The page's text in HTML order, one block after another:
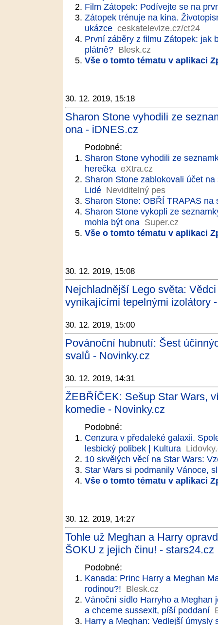
Film Zátopek: Podívejte se na
Zátopek trénuje na kina.
ukázce ceskatelevize.cz/ct24
První záběry z filmu Zátopek: jak
plátně? Blesk.cz
Vše o tomto tématu v aplikaci
30. 12. 2019, 15:18
Sharon Stone vyhodili ze
ona - iDNES.cz
Podobné:
Sharon Stone vyhodili ze
herečka eXtra.cz
Sharon Stone zablokovali účet
Lidé Neviditelný pes
Sharon Stone: OBŘÍ TRAPAS na
Sharon Stone vykopli ze
mohla být ona Super.cz
Vše o tomto tématu v aplikaci
30. 12. 2019, 15:08
Nejchladnější Lego světa:
vynikajícími tepelnými izolátory
30. 12. 2019, 15:00
Povánoční hubnutí: Šest
svalů - Novinky.cz
30. 12. 2019, 14:31
ŽEBŘÍČEK: Sešup Star Wars,
komedie - Novinky.cz
Podobné:
Cenzura v předaleké galaxii.
lesbický polibek | Kultura
10 skvělých věcí na Star Wars:
Star Wars si podmanily Vánoce,
Vše o tomto tématu v aplikaci
30. 12. 2019, 14:27
Tohle už Meghan a Harry
ŠOKU z jejich činu! - stars24.cz
Podobné:
Kanada: Princ Harry a Meghan
rodinou?! Blesk.cz
Vánoční sídlo Harryho a Meghan
a chceme sussexit, píší poddaní
Harry a Meghan: Vedlejší úmysly